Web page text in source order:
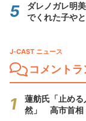
ダレノガレ明
でくれた子や
J-CAST ニュース
コメント
蓮舫氏「止め
然」 高市首相